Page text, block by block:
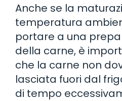
Anche se la
temperatura
portare a una
della carne, è
che la carne non
lasciata fuori dal
di tempo